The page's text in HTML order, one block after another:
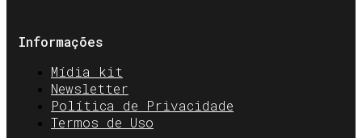
Informações
Mídia kit
Newsletter
Política de Privacidade
Termos de Uso